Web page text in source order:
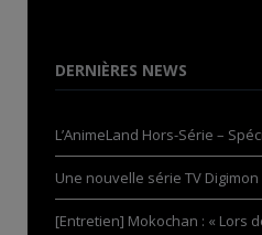
DERNIÈRES NEWS
L’AnimeLand Hors-Série –
Une nouvelle série TV
[Entretien] Mokochan : « Lors